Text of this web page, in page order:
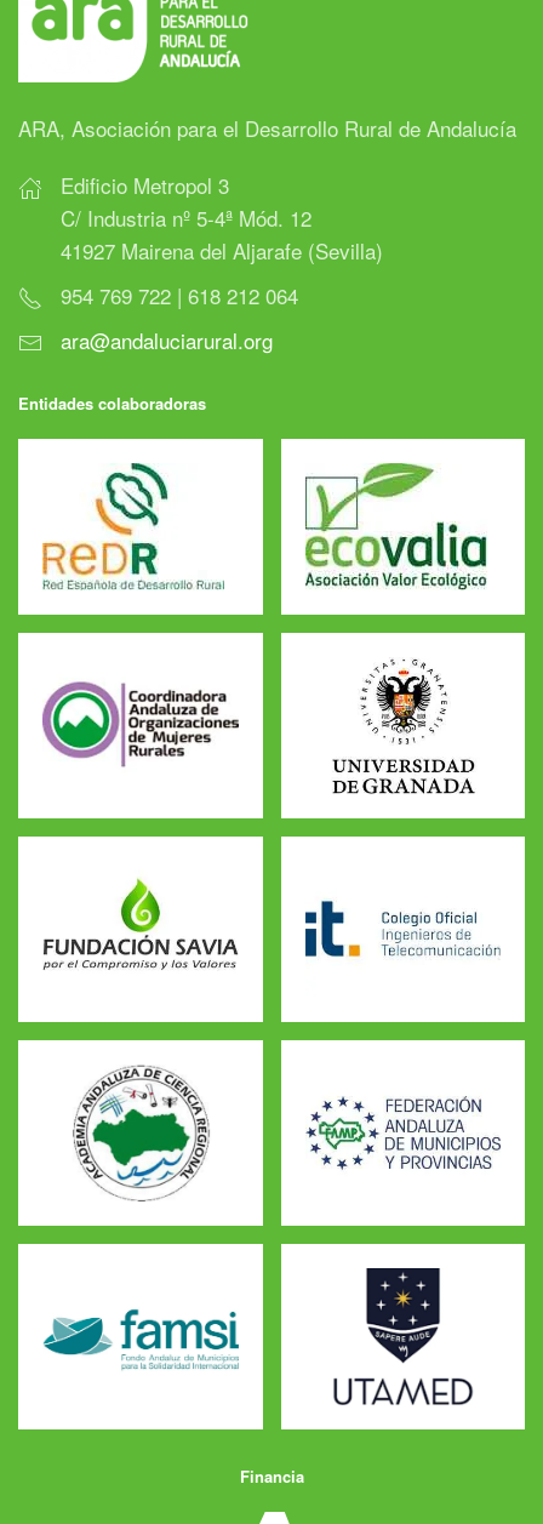
ARA, Asociación para el Desarrollo Rural de Andalucía
Edificio Metropol 3
C/ Industria nº 5-4ª Mód. 12
41927 Mairena del Aljarafe (Sevilla)
954 769 722 | 618 212 064
ara@andaluciarural.org
Entidades colaboradoras
Financia